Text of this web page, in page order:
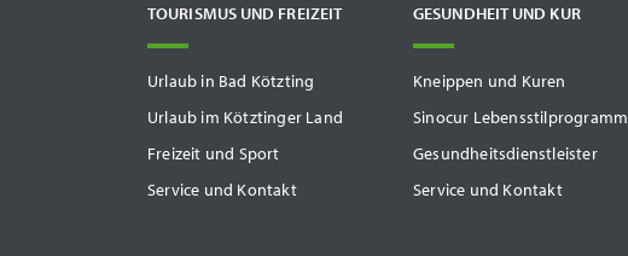
TOURISMUS UND FREIZEIT
Urlaub in Bad Kötzting
Urlaub im Kötztinger Land
Freizeit und Sport
Service und Kontakt
GESUNDHEIT UND KUR
Kneippen und Kuren
Sinocur Lebensstilprogramm
Gesundheitsdienstleister
Service und Kontakt